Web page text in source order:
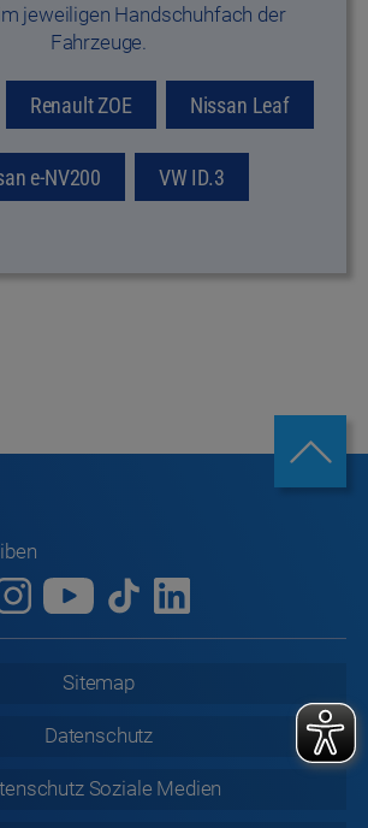
jeweiligen Handschuhfach der
Fahrzeuge.
Renault ZOE Nissan Leaf
e-NV200 VW ID.3
Sitemap
Datenschutz
Soziale Medien